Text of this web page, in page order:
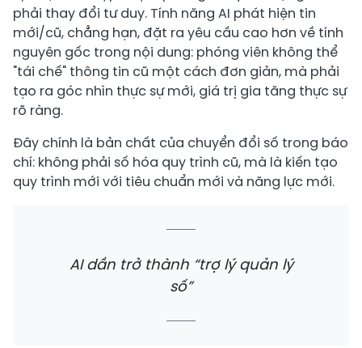
phải thay đổi tư duy. Tính năng AI phát hiện tin
mới/cũ, chẳng hạn, đặt ra yêu cầu cao hơn về tính
nguyên gốc trong nội dung: phóng viên không thể
"tái chế" thông tin cũ một cách đơn giản, mà phải
tạo ra góc nhìn thực sự mới, giá trị gia tăng thực sự
rõ ràng.
Đây chính là bản chất của chuyển đổi số trong báo
chí: không phải số hóa quy trình cũ, mà là kiến tạo
quy trình mới với tiêu chuẩn mới và năng lực mới.
AI dần trở thành “trợ lý quản lý
số”